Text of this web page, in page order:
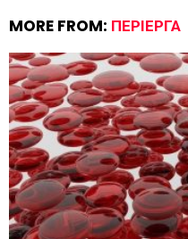
MORE FROM: ΠΕΡΊΕΡΓΑ